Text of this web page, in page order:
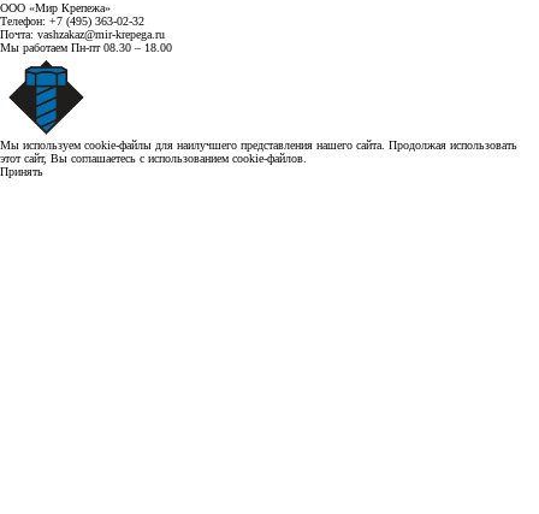
ООО «Мир Крепежа»
Телефон: +7 (495) 363-02-32
Почта: vashzakaz@mir-krepega.ru
Мы работаем Пн-пт 08.30 – 18.00
Мы используем cookie-файлы для наилучшего представления нашего сайта. Продолжая использовать
этот сайт, Вы соглашаетесь с использованием cookie-файлов.
Принять